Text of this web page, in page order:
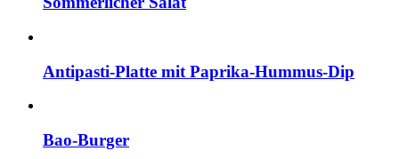
Antipasti-Platte mit Paprika-Hummus-Dip
Bao-Burger